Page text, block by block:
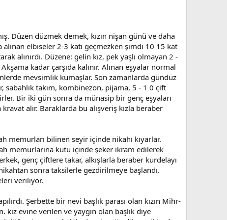
Düzen düzmek demek, kızın nişan günü ve daha
elbiseler 2-3 katı geçmezken şimdi 10 15 kat
alınırdı. Düzene: gelin kız, pek yaşlı olmayan 2 -
kadar çarşıda kalınır. Alınan eşyalar normal
mevsimlik kumaşlar. Son zamanlarda gündüz
sabahlık takım, kombinezon, pijama, 5 - 1 0 çift
Bir iki gün sonra da münasip bir genç eşyaları
alır. Baraklarda bu alışveriş kızla beraber
memurları bilinen seyir içinde nikahı kıyarlar.
memurlarına kutu içinde şeker ikram edilerek
genç çiftlere takar, alkışlarla beraber kurdelayı
sonra taksilerle gezdirilmeye başlandı.
veriliyor.
Şerbette bir nevi başlık parası olan kızın Mihr-
kız evine verilen ve yaygın olan başlık diye